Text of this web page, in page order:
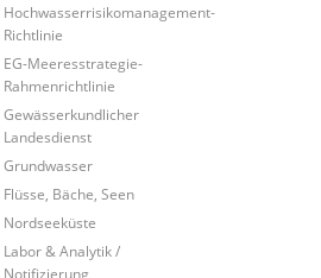
Hochwasserrisikomanagement-
Richtlinie
EG-Meeresstrategie-
Rahmenrichtlinie
Gewässerkundlicher
Landesdienst
Grundwasser
Flüsse, Bäche, Seen
Nordseeküste
Labor & Analytik /
Notifizierung